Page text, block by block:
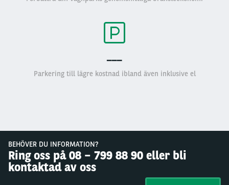
Parkering till lägre kostnad ibland även inklusive el
BEHÖVER DU INFORMATION?
Ring oss på 08 – 799 88 90 eller bli
kontaktad av oss